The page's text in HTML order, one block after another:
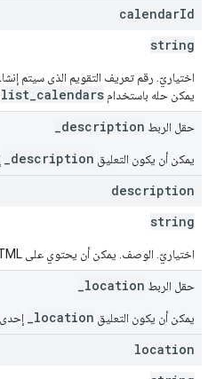
calendarId
string
اختياريّ. رقم تعريف التقويم الذي سيتم
يمكن حله باستخدام list_calendars
حقل الربط _description
يمكن أن يكون التعليق _description
description
string
اختياريّ. الوصف. يمكن أن يحتوي على HTML.
حقل الربط _location
يمكن أن يكون التعليق _location إحدى
location